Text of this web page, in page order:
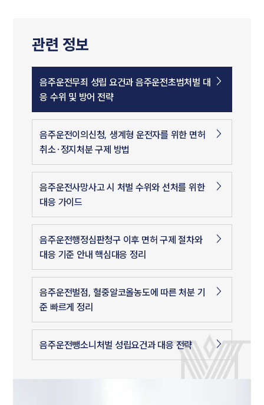
관련 정보
음주운전무죄 성립 요건과 음주운전초범처벌 대
응 수위 및 방어 전략
음주운전이의신청, 생계형 운전자를 위한 면허
취소·정지처분 구제 방법
음주운전사망사고 시 처벌 수위와 선처를 위한
대응 가이드
음주운전행정심판청구 이후 면허 구제 절차와
대응 기준 안내 핵심대응 정리
음주운전벌점, 혈중알코올농도에 따른 처분 기
준 빠르게 정리
음주운전뺑소니처벌 성립요건과 대응 전략